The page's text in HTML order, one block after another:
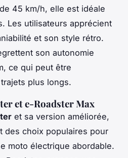
45 km/h, elle est idéale
Les utilisateurs apprécient
et son style rétro.
son autonomie
ce qui peut être
plus longs.
et e-Roadster Max
et sa version améliorée,
des choix populaires pour
moto électrique abordable.